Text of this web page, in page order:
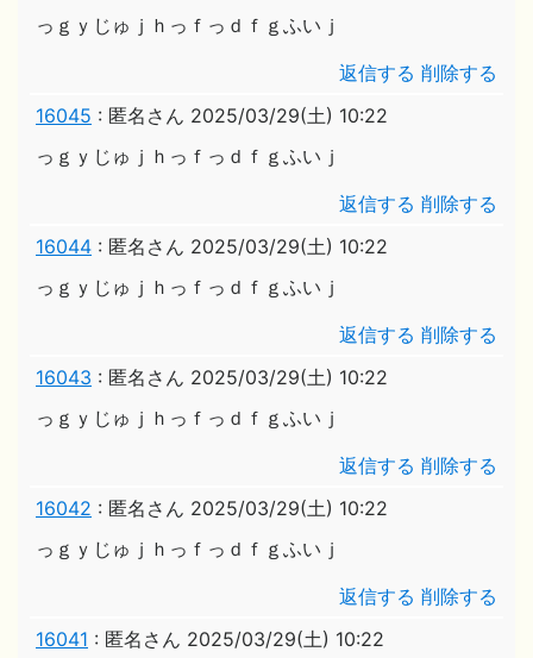
っｇｙじゅｊｈっｆっｄｆｇふいｊ
返信する 削除する
16045 : 匿名さん 2025/03/29(土) 10:22
っｇｙじゅｊｈっｆっｄｆｇふいｊ
返信する 削除する
16044 : 匿名さん 2025/03/29(土) 10:22
っｇｙじゅｊｈっｆっｄｆｇふいｊ
返信する 削除する
16043 : 匿名さん 2025/03/29(土) 10:22
っｇｙじゅｊｈっｆっｄｆｇふいｊ
返信する 削除する
16042 : 匿名さん 2025/03/29(土) 10:22
っｇｙじゅｊｈっｆっｄｆｇふいｊ
返信する 削除する
16041 : 匿名さん 2025/03/29(土) 10:22